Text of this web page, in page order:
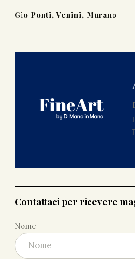
Gio Ponti, Venini, Murano
Contattaci per ricevere
Nome